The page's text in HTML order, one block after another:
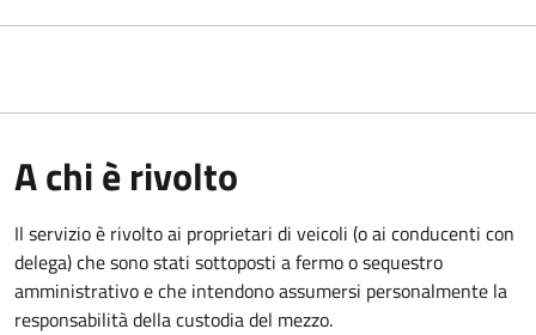
A chi è rivolto
Il servizio è rivolto ai proprietari di veicoli (o ai conducenti con
delega) che sono stati sottoposti a fermo o sequestro
amministrativo e che intendono assumersi personalmente la
responsabilità della custodia del mezzo.